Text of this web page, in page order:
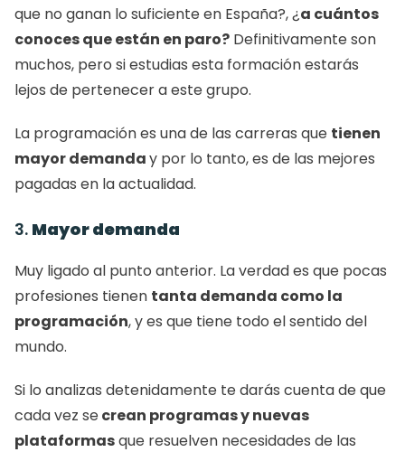
que no ganan lo suficiente en España?, ¿a cuántos
conoces que están en paro? Definitivamente son
muchos, pero si estudias esta formación estarás
lejos de pertenecer a este grupo.
La programación es una de las carreras que tienen
mayor demanda y por lo tanto, es de las mejores
pagadas en la actualidad.
3. Mayor demanda
Muy ligado al punto anterior. La verdad es que pocas
profesiones tienen tanta demanda como la
programación, y es que tiene todo el sentido del
mundo.
Si lo analizas detenidamente te darás cuenta de que
cada vez se crean programas y nuevas
plataformas que resuelven necesidades de las